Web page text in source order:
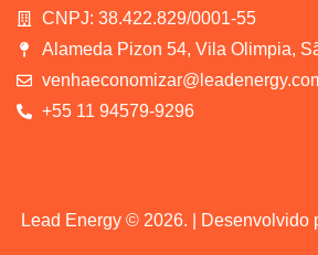
CNPJ: 38.422.829/0001-55
Alameda Pizon 54, Vila Olimpia,
+55 11 94579-9296
Lead Energy © 2026. | Desenvolvido